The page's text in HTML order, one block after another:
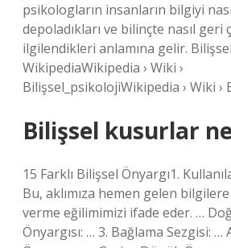
psikologların insanların bilgiyi
depoladıkları ve bilinçte nasıl geri
ilgilendikleri anlamına gelir.
WikipediaWikipedia › Wiki ›
Bilişsel_psikolojiWikipedia › Wiki ›
Bilişsel kusurlar
15 Farklı Bilişsel Önyargı1.
Bu, aklımıza hemen gelen
verme eğilimimizi ifade eder. …
Önyargısı: … 3. Bağlama Sezgisi: …